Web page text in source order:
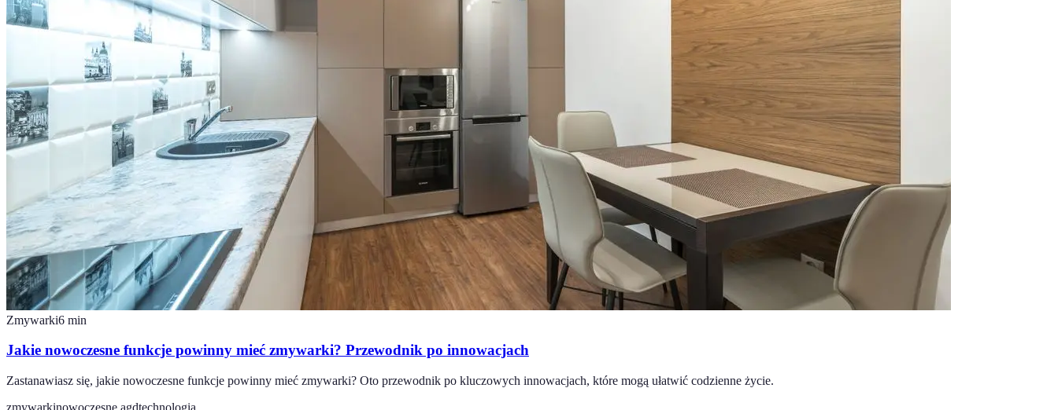
Zmywarki6 min
Jakie nowoczesne funkcje powinny mieć zmywarki? Przewodnik po innowacjach
Zastanawiasz się, jakie nowoczesne funkcje powinny mieć zmywarki? Oto przewodnik po kluczowych innowacjach, które mogą ułatwić codzienne życie.
zmywarkinowoczesne agdtechnologia